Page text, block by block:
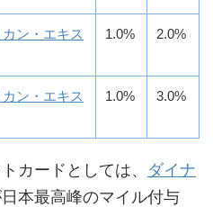
ン・エキス
1.0% 2.0%
ン・エキス
1.0% 3.0%
カードとしては、 ダイナ
本最高峰のマイル付与